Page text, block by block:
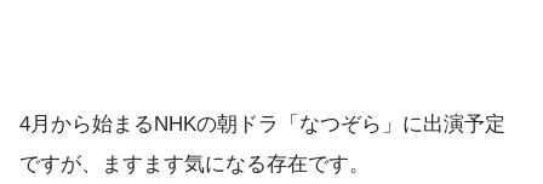
4月から始まるNHKの朝ドラ「なつぞら」に出演予定
ですが、ますます気になる存在です。